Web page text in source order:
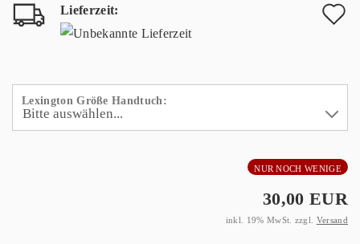
Lieferzeit:
Lexington Größe Handtuch:
NUR NOCH WENIGE
30,00 EUR
inkl. 19% MwSt. zzgl. Versand